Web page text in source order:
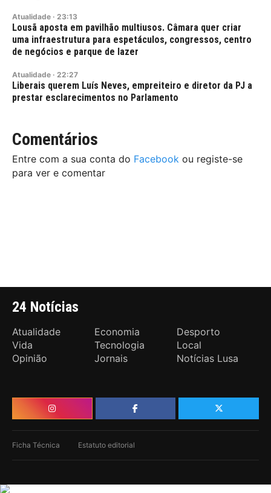
Atualidade · 23:13
Lousã aposta em pavilhão multiusos. Câmara quer criar
uma infraestrutura para espetáculos, congressos, centro
de negócios e parque de lazer
Atualidade · 22:27
Liberais querem Luís Neves, empreiteiro e diretor da PJ a
prestar esclarecimentos no Parlamento
Comentários
Entre com a sua conta do Facebook ou registe-se
para ver e comentar
24 Notícias
Atualidade Economia
Desporto
Vida
Tecnologia
Local
Opinião
Jornais Notícias Lusa
Ficha Técnica Estatuto editorial